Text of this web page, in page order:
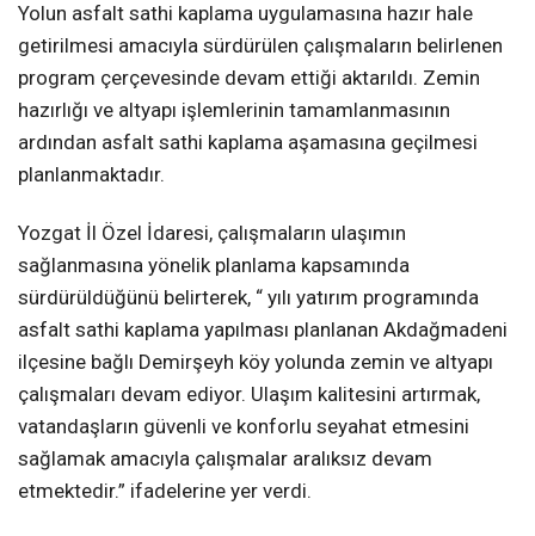
Yolun asfalt sathi kaplama uygulamasına hazır hale
getirilmesi amacıyla sürdürülen çalışmaların belirlenen
program çerçevesinde devam ettiği aktarıldı. Zemin
hazırlığı ve altyapı işlemlerinin tamamlanmasının
ardından asfalt sathi kaplama aşamasına geçilmesi
planlanmaktadır.
Yozgat İl Özel İdaresi, çalışmaların ulaşımın
sağlanmasına yönelik planlama kapsamında
sürdürüldüğünü belirterek, “ yılı yatırım programında
asfalt sathi kaplama yapılması planlanan Akdağmadeni
ilçesine bağlı Demirşeyh köy yolunda zemin ve altyapı
çalışmaları devam ediyor. Ulaşım kalitesini artırmak,
vatandaşların güvenli ve konforlu seyahat etmesini
sağlamak amacıyla çalışmalar aralıksız devam
etmektedir.” ifadelerine yer verdi.